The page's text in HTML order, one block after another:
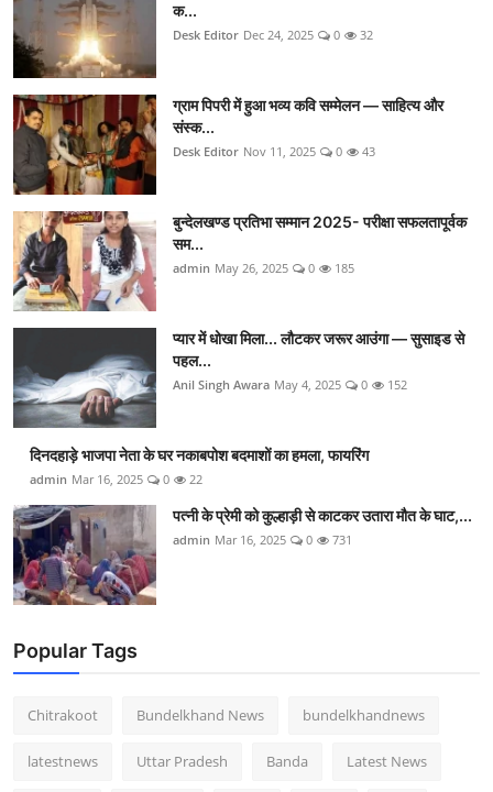
क...
Desk Editor Dec 24, 2025 0 32
ग्राम पिपरी में हुआ भव्य कवि सम्मेलन — साहित्य और
संस्क...
Desk Editor Nov 11, 2025 0 43
बुन्देलखण्ड प्रतिभा सम्मान 2025- परीक्षा सफलतापूर्वक
सम...
admin May 26, 2025 0 185
प्यार में धोखा मिला... लौटकर जरूर आउंगा — सुसाइड से
पहल...
Anil Singh Awara May 4, 2025 0 152
दिनदहाड़े भाजपा नेता के घर नकाबपोश बदमाशों का हमला, फायरिंग
admin Mar 16, 2025 0 22
पत्नी के प्रेमी को कुल्हाड़ी से काटकर उतारा मौत के घाट,...
admin Mar 16, 2025 0 731
Popular Tags
Chitrakoot Bundelkhand News bundelkhandnews
latestnews Uttar Pradesh Banda Latest News